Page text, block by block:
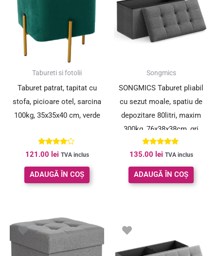
Tabureti si fotolii
Taburet patrat, tapitat cu
stofa, picioare otel, sarcina
100kg, 35x35x40 cm, verde
Evaluat la
4.00
din 5
121.00 lei TVA inclus
ADAUGĂ ÎN COȘ
Songmics
SONGMICS Taburet pliabil
cu sezut moale, spatiu de
depozitare 80litri, maxim
300kg, 76x38x38cm, gri
inchis
Evaluat la
5.00
din 5
135.00 lei TVA inclus
ADAUGĂ ÎN COȘ